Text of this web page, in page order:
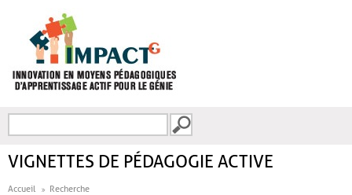
FORMULAIRE DE
VIGNETTES DE PÉDAGOGIE ACTIVE
Accueil Recherche